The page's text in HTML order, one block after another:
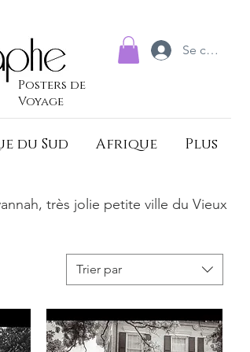
Posters de
Voyage
Se connecter
du Sud Afrique Plus
très jolie petite ville du Vieux
Trier par